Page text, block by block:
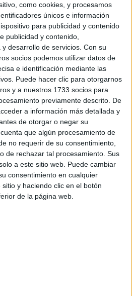
como cookies, y procesamos
únicos e información
para publicidad y contenido
publicidad y contenido,
desarrollo de servicios. Con su
socios podemos utilizar datos de
e identificación mediante las
Puede hacer clic para otorgarnos
y a nuestros 1733 socios para
previamente descrito. De
a información más detallada y
de otorgar o negar su
que algún procesamiento de
no requerir de su consentimiento,
de rechazar tal procesamiento. Sus
a este sitio web. Puede cambiar
consentimiento en cualquier
y haciendo clic en el botón
de la página web.
el motivo por el que se considera
actualización informativa. La
martes y pone el foco en la
esta enfermedad en
de transmisión. Desde Ingesa
para que los empleados de las
“accedan a ella para
en el abordaje de esta
su día a día”.
documentos con datos básicos
del virus en un
deeliminación del
otro que versa sobre la
vulnerables y con más